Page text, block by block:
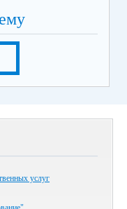
услуг